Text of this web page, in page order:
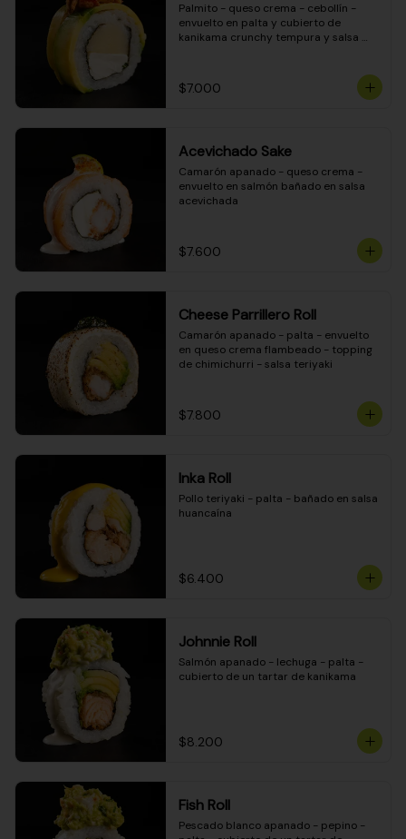
Palmito - queso crema - cebollín -
envuelto en palta y cubierto de
kanikama crunchy tempura y salsa
$7.000
Acevichado Sake
Camarón apanado - queso crema -
envuelto en salmón bañado en salsa
acevichada
$7.600
Cheese Parrillero Roll
Camarón apanado - palta - envuelto
en queso crema flambeado - topping
de chimichurri - salsa teriyaki
$7.800
Inka Roll
Pollo teriyaki - palta - bañado en salsa
huancaína
$6.400
Johnnie Roll
Salmón apanado - lechuga - palta -
cubierto de un tartar de kanikama
$8.200
Fish Roll
Pescado blanco apanado - pepino -